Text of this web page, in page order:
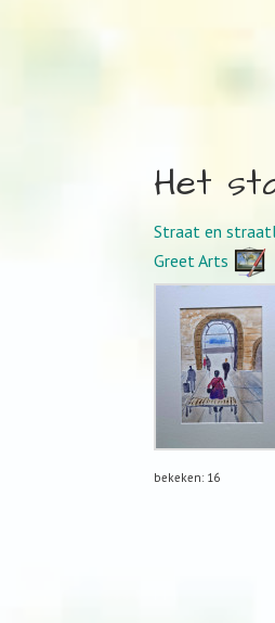
Het
Straat en
Greet Arts
bekeken: 16